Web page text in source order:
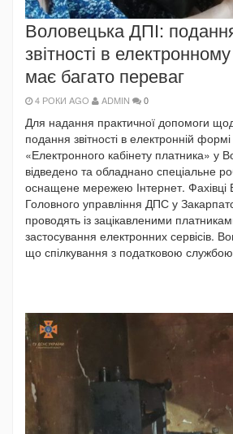
Воловецька ДПІ:
звітності в
має багато переваг
4 РОКИ AGO ADMIN 0
Для надання практичної допомоги
подання звітності в електронній
«Електронного кабінету платника» у
відведено та обладнано спеціальне
оснащене мережею Інтернет. Фахівці
Головного управління ДПС у
проводять із зацікавленими
застосування електронних сервісів.
що спілкування з податковою